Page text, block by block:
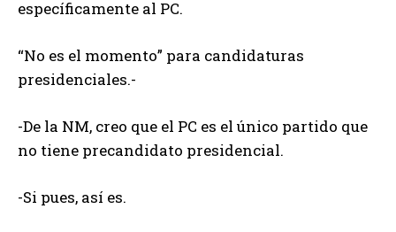
específicamente al PC.
“No es el momento” para candidaturas
presidenciales.-
-De la NM, creo que el PC es el único partido que
no tiene precandidato presidencial.
-Si pues, así es.